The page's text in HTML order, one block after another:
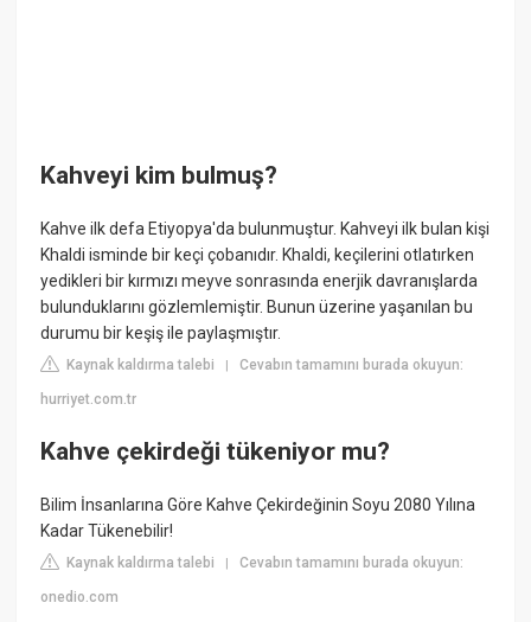
Kahveyi kim bulmuş?
Kahve ilk defa Etiyopya'da bulunmuştur. Kahveyi ilk bulan kişi
Khaldi isminde bir keçi çobanıdır. Khaldi, keçilerini otlatırken
yedikleri bir kırmızı meyve sonrasında enerjik davranışlarda
bulunduklarını gözlemlemiştir. Bunun üzerine yaşanılan bu
durumu bir keşiş ile paylaşmıştır.
Kaynak kaldırma talebi |Cevabın tamamını burada okuyun:
hurriyet.com.tr
Kahve çekirdeği tükeniyor mu?
Bilim İnsanlarına Göre Kahve Çekirdeğinin Soyu 2080 Yılına
Kadar Tükenebilir!
Kaynak kaldırma talebi |Cevabın tamamını burada okuyun:
onedio.com